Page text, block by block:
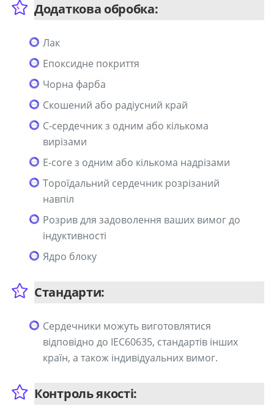
Додаткова обробка:
Лак
Епоксидне покриття
Чорна фарба
Скошений або радіусний край
C-сердечник з одним або кількома
вирізами
E-core з одним або кількома надрізами
Тороїдальний сердечник розрізаний
навпіл
Розрив для задоволення ваших вимог до
індуктивності
Ядро блоку
Стандарти:
Сердечники можуть виготовлятися
відповідно до IEC60635, стандартів інших
країн, а також індивідуальних вимог.
Контроль якості: